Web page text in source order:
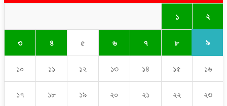
১ ২
৩ ৪ ৫ ৬ ৭ ৮ ৯
১০ ১১ ১২ ১৩ ১৪ ১৫ ১৬
১৭ ১৮ ১৯ ২০ ২১ ২২ ২৩